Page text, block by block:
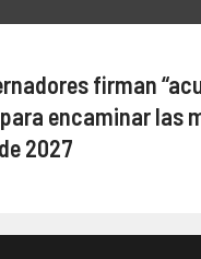
firman
encaminar las
2027